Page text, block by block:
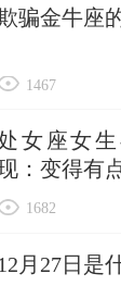
骗金牛座
1467
女座女
：变得有
1682
月27日是